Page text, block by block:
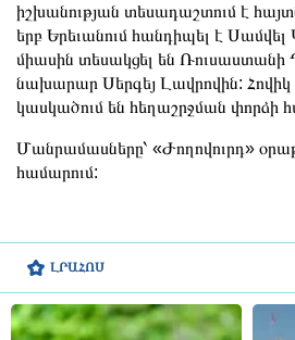
ԼՐԱՀՈՍ
իշխանության տեսադաշտում է
երբ Երեւանում հանդիպել է
միասին տեսակցել են
նախարար Սերգեյ Լավրովին:
կասկածում են հեղաշրջման փորձի
Մանրամասները՝ «Ժողովուրդ»
համարում: